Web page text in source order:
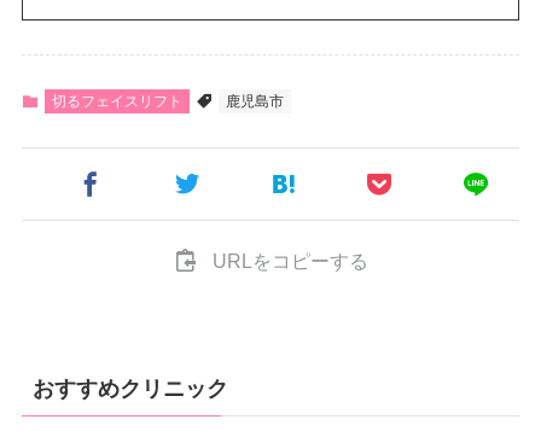
切るフェイスリフト 鹿児島市
URLをコピーする
おすすめクリニック